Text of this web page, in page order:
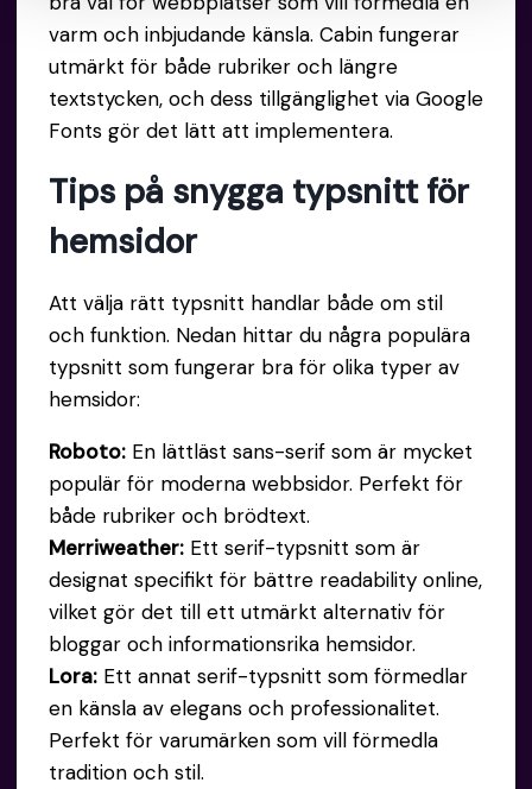
varm och inbjudande känsla. Cabin fungerar
utmärkt för både rubriker och längre
textstycken, och dess tillgänglighet via Google
Fonts gör det lätt att implementera.
Tips på snygga typsnitt för
hemsidor
Att välja rätt typsnitt handlar både om stil
och funktion. Nedan hittar du några populära
typsnitt som fungerar bra för olika typer av
hemsidor:
Roboto:En lättläst sans-serif som är mycket
populär för moderna webbsidor. Perfekt för
både rubriker och brödtext.
Merriweather:Ett serif-typsnitt som är
designat specifikt för bättre readability online,
vilket gör det till ett utmärkt alternativ för
bloggar och informationsrika hemsidor.
Lora:Ett annat serif-typsnitt som förmedlar
en känsla av elegans och professionalitet.
Perfekt för varumärken som vill förmedla
tradition och stil.